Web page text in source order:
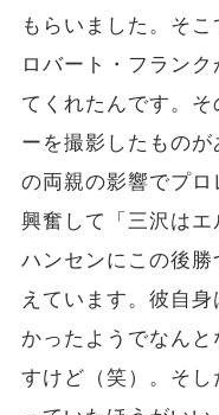
もらいました。そ
ロバート・フラン
てくれたんです。
ーを撮影したもの
の両親の影響でプ
興奮して「三沢はエ
ハンセンにこの後
えています。彼自
かったようでなん
すけど（笑）。そ